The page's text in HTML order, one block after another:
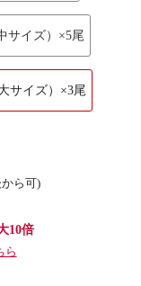
サイズ）×5尾
サイズ）×3尾
ら可)
10倍
ら